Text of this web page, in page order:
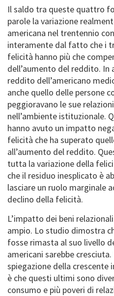
Il saldo tra queste quattro
parole la variazione
americana nel trentennio
interamente dal fatto che i
felicità hanno più che
dell’aumento del reddito.
reddito dell’americano
anche quello delle persone
peggioravano le sue
nell’ambiente istituzionale.
hanno avuto un impatto
felicità che ha superato
all’aumento del reddito.
tutta la variazione della
che il residuo inesplicato è
lasciare un ruolo marginale
declino della felicità.
L’impatto dei beni
ampio. Lo studio dimostra
fosse rimasta al suo livello
americani sarebbe
spiegazione della
è che questi ultimi sono
consumo e più poveri di